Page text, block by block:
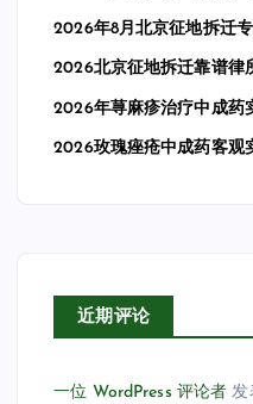
2026年8月北京征地拆迁
2026北京征地拆迁靠谱律
2026年荨麻疹治疗中成药
2026玫瑰痤疮中成药客观
近期评论
一位 WordPress 评论者